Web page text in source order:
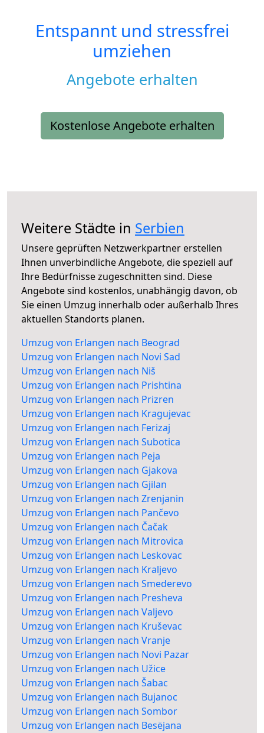
Entspannt und stressfrei
umziehen
Angebote erhalten
Kostenlose Angebote erhalten
Weitere Städte in Serbien
Unsere geprüften Netzwerkpartner erstellen
Ihnen unverbindliche Angebote, die speziell auf
Ihre Bedürfnisse zugeschnitten sind. Diese
Angebote sind kostenlos, unabhängig davon, ob
Sie einen Umzug innerhalb oder außerhalb Ihres
aktuellen Standorts planen.
Umzug von Erlangen nach Beograd
Umzug von Erlangen nach Novi Sad
Umzug von Erlangen nach Niš
Umzug von Erlangen nach Prishtina
Umzug von Erlangen nach Prizren
Umzug von Erlangen nach Kragujevac
Umzug von Erlangen nach Ferizaj
Umzug von Erlangen nach Subotica
Umzug von Erlangen nach Peja
Umzug von Erlangen nach Gjakova
Umzug von Erlangen nach Gjilan
Umzug von Erlangen nach Zrenjanin
Umzug von Erlangen nach Pančevo
Umzug von Erlangen nach Čačak
Umzug von Erlangen nach Mitrovica
Umzug von Erlangen nach Leskovac
Umzug von Erlangen nach Kraljevo
Umzug von Erlangen nach Smederevo
Umzug von Erlangen nach Presheva
Umzug von Erlangen nach Valjevo
Umzug von Erlangen nach Kruševac
Umzug von Erlangen nach Vranje
Umzug von Erlangen nach Novi Pazar
Umzug von Erlangen nach Užice
Umzug von Erlangen nach Šabac
Umzug von Erlangen nach Bujanoc
Umzug von Erlangen nach Sombor
Umzug von Erlangen nach Besëjana